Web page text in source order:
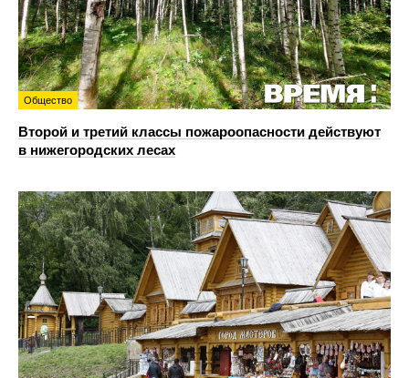
Общество
Второй и третий классы пожароопасности действуют
в нижегородских лесах